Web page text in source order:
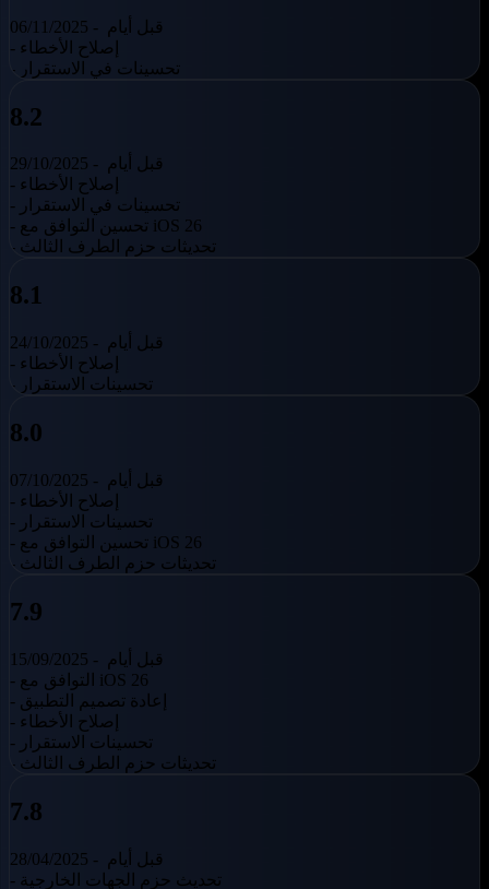
06/11/2025 - قبل أيام
- إصلاح الأخطاء
- تحسينات في الاستقرار
8.2
29/10/2025 - قبل أيام
- إصلاح الأخطاء
- تحسينات في الاستقرار
- تحسين التوافق مع iOS 26
- تحديثات حزم الطرف الثالث
8.1
24/10/2025 - قبل أيام
- إصلاح الأخطاء
- تحسينات الاستقرار
8.0
07/10/2025 - قبل أيام
- إصلاح الأخطاء
- تحسينات الاستقرار
- تحسين التوافق مع iOS 26
- تحديثات حزم الطرف الثالث
7.9
15/09/2025 - قبل أيام
- التوافق مع iOS 26
- إعادة تصميم التطبيق
- إصلاح الأخطاء
- تحسينات الاستقرار
- تحديثات حزم الطرف الثالث
7.8
28/04/2025 - قبل أيام
- تحديث حزم الجهات الخارجية